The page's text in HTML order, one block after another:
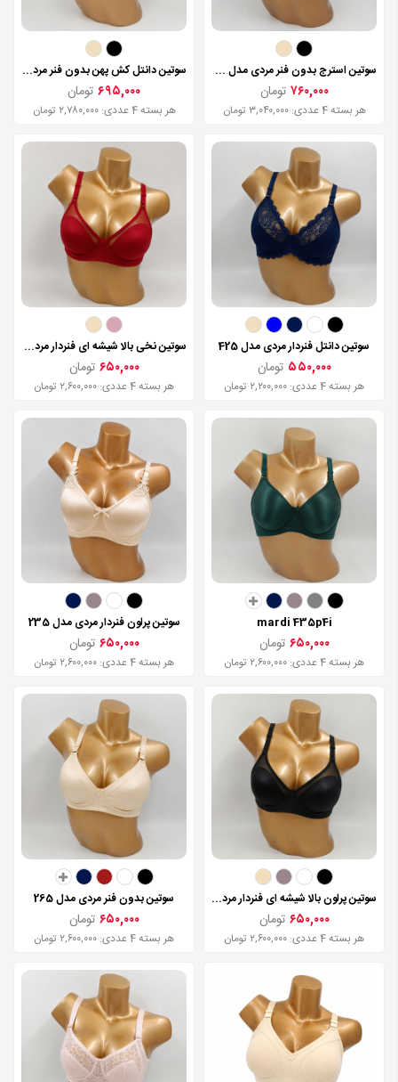
سوتین استرج بدون فنر مردی مدل 255
۷۶۰,۰۰۰ تومان
هر بسته 4 عددی: ۳,۰۴۰,۰۰۰ تومان
سوتین دانتل کش پهن بدون فنر مردی مدل 400
۶۹۵,۰۰۰ تومان
هر بسته 4 عددی: ۲,۷۸۰,۰۰۰ تومان
سوتین دانتل فنردار مردی مدل 425
۵۵۰,۰۰۰ تومان
هر بسته 4 عددی: ۲,۲۰۰,۰۰۰ تومان
سوتین نخی بالا شیشه ای فنردار مردی مدل 190
۶۵۰,۰۰۰ تومان
هر بسته 4 عددی: ۲,۶۰۰,۰۰۰ تومان
mardi 435p4i
۶۵۰,۰۰۰ تومان
هر بسته 4 عددی: ۲,۶۰۰,۰۰۰ تومان
سوتین پرلون فنردار مردی مدل 235
۶۵۰,۰۰۰ تومان
هر بسته 4 عددی: ۲,۶۰۰,۰۰۰ تومان
سوتین پرلون بالا شیشه ای فنردار مردی مدل 180
۶۵۰,۰۰۰ تومان
هر بسته 4 عددی: ۲,۶۰۰,۰۰۰ تومان
سوتین بدون فنر مردی مدل 265
۶۵۰,۰۰۰ تومان
هر بسته 4 عددی: ۲,۶۰۰,۰۰۰ تومان